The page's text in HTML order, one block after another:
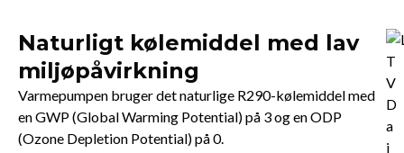
Naturligt kølemiddel med lav
miljøpåvirkning
Varmepumpen bruger det naturlige R290-kølemiddel med
en GWP (Global Warming Potential) på 3 og en ODP
(Ozone Depletion Potential) på 0.